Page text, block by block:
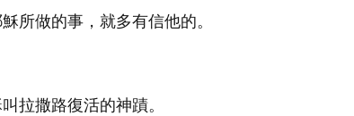
所做的事，就多有信他的。
拉撒路復活的神蹟。